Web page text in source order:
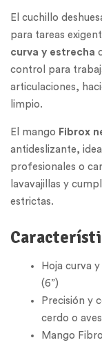
El cuchillo
para tareas
curva y estrecha
control para
articulaciones,
limpio.
El mango Fibrox
antideslizante,
profesionales o
lavavajillas y
estrictas.
Hoja curva
(6”)
Precisión y
cerdo o aves
Mango